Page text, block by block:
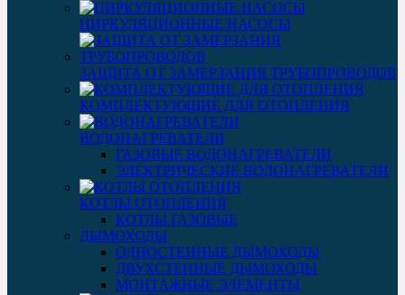
ЦИРКУЛЯЦИОННЫЕ НАСОСЫ
ЗАЩИТА ОТ ЗАМЕРЗАНИЯ ТРУБОПРОВОДОВ
КОМПЛЕКТУЮЩИЕ ДЛЯ ОТОПЛЕНИЯ
ВОДОНАГРЕВАТЕЛИ
ГАЗОВЫЕ ВОДОНАГРЕВАТЕЛИ
ЭЛЕКТРИЧЕСКИЕ ВОДОНАГРЕВАТЕЛИ
КОТЛЫ ОТОПЛЕНИЯ
КОТЛЫ ГАЗОВЫЕ
ДЫМОХОДЫ
ОДНОСТЕННЫЕ ДЫМОХОДЫ
ДВУХСТЕННЫЕ ДЫМОХОДЫ
МОНТАЖНЫЕ ЭЛЕМЕНТЫ